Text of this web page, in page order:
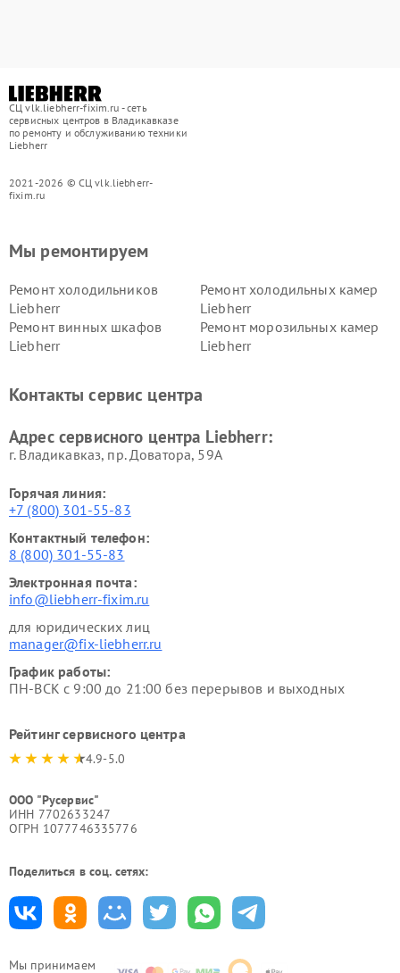
СЦ vlk.liebherr-fixim.ru - сеть
сервисных центров в Владикавказе
по ремонту и обслуживанию техники
Liebherr
2021-2026 © СЦ vlk.liebherr-
fixim.ru
Мы принимаем
Мы ремонтируем
Ремонт холодильников
Liebherr
Ремонт холодильных камер
Liebherr
Ремонт винных шкафов
Liebherr
Ремонт морозильных камер
Liebherr
Контакты сервис центра
Адрес сервисного центра Liebherr:
г. Владикавказ, пр. Доватора, 59А
Горячая линия:
+7 (800) 301-55-83
Контактный телефон:
8 (800) 301-55-83
Электронная почта:
info@liebherr-fixim.ru
для юридических лиц
manager@fix-liebherr.ru
График работы:
ПН-ВСК с 9:00 до 21:00 без перерывов и выходных
Рейтинг сервисного центра
4.9-5.0
ООО "Русервис"
ИНН 7702633247
ОГРН 1077746335776
Поделиться в соц. сетях: